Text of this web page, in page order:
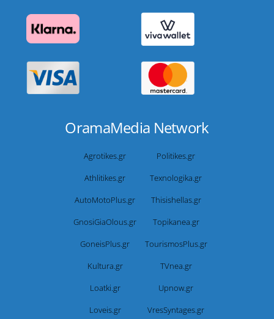
OramaMedia Network
Agrotikes.gr
Politikes.gr
Athlitikes.gr
Texnologika.gr
AutoMotoPlus.gr
Thisishellas.gr
GnosiGiaOlous.gr
Topikanea.gr
GoneisPlus.gr
TourismosPlus.gr
Kultura.gr
TVnea.gr
Loatki.gr
Upnow.gr
Loveis.gr
VresSyntages.gr